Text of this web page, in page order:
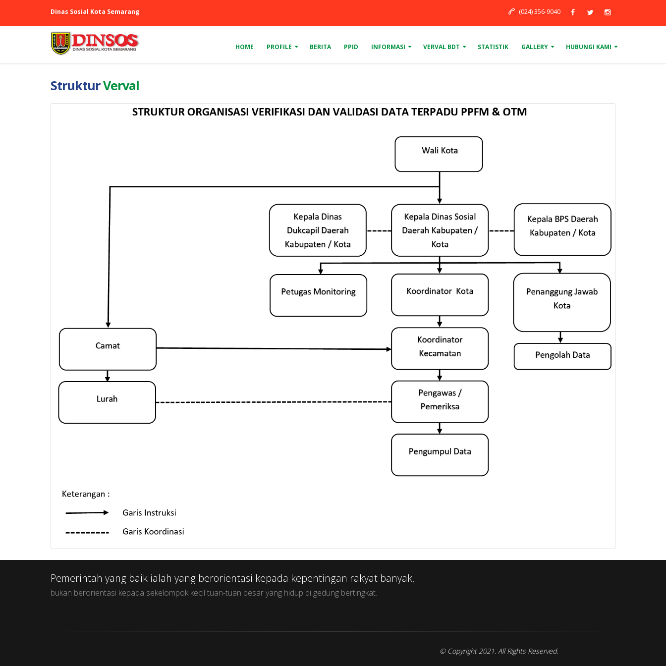
(024) 356-9040
Dinas Sosial Kota Semarang
HOME PROFILE BERITA PPID INFORMASI VERVAL BDT STATISTIK GALLERY HUBUNGI KAMI
StrukturVerval
Pemerintah yang baik ialah yang berorientasi kepada kepentingan rakyat banyak,
bukan berorientasi kepada sekelompok kecil tuan-tuan besar yang hidup di gedung bertingkat.
© Copyright 2021. All Rights Reserved.